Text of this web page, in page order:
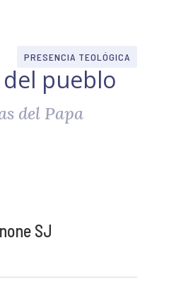
PRESENCIA TEOLÓGICA
pueblo
del Papa
SJ